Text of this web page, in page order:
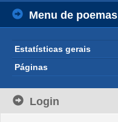
Menu de poemas
Estatísticas gerais
Páginas
Login